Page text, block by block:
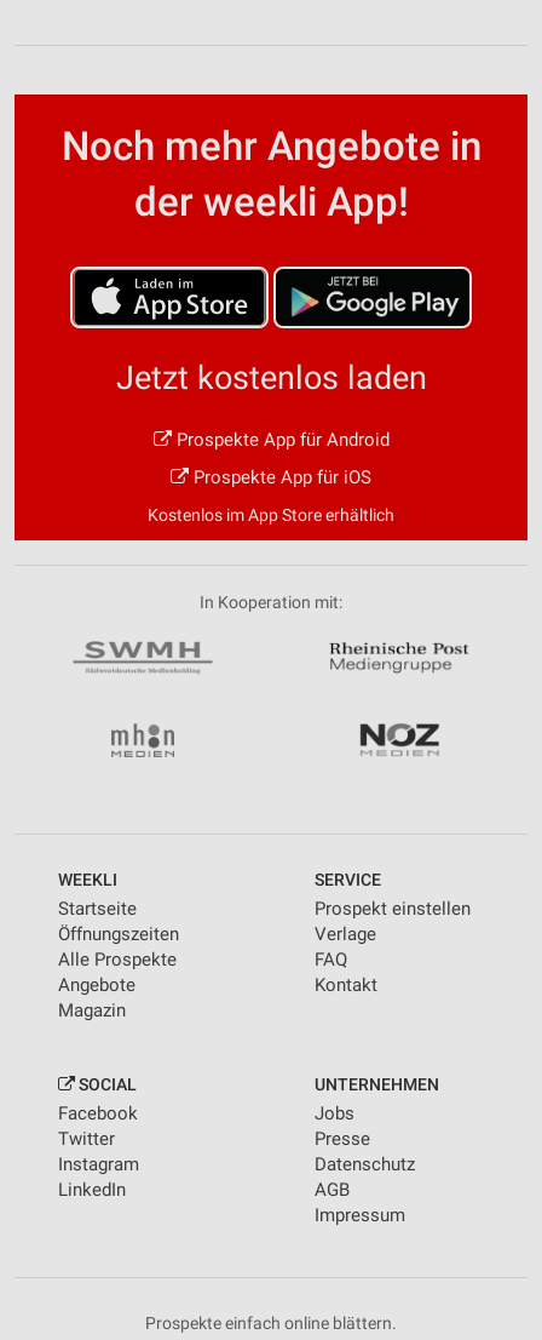
Noch mehr Angebote in
der weekli App!
Jetzt kostenlos laden
Prospekte App für Android
Prospekte App für iOS
Kostenlos im App Store erhältlich
In Kooperation mit:
WEEKLI
Startseite
Öffnungszeiten
Alle Prospekte
Angebote
Magazin
SERVICE
Prospekt einstellen
Verlage
FAQ
Kontakt
SOCIAL
Facebook
Twitter
Instagram
LinkedIn
UNTERNEHMEN
Jobs
Presse
Datenschutz
AGB
Impressum
Prospekte einfach online blättern.